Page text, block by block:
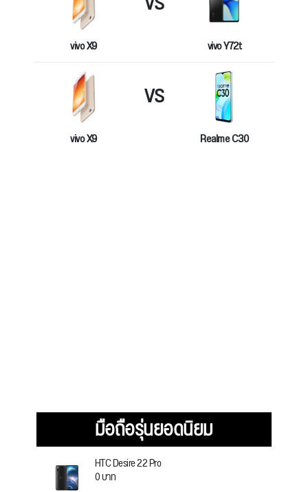
vivo X9 vivo Y72t
vivo X9
VS
Realme C30
มือถือรุ่นยอดนิยม
HTC Desire 22 Pro
0 บาท